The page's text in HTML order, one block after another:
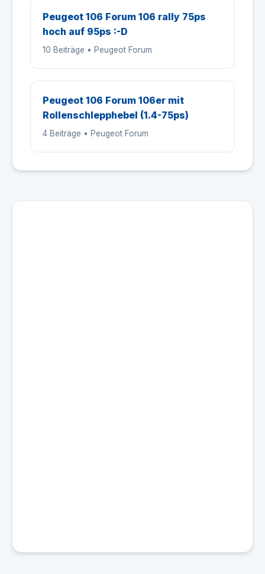
Peugeot 106 Forum 106 rally 75ps
hoch auf 95ps :-D
10 Beiträge • Peugeot Forum
Peugeot 106 Forum 106er mit
Rollenschlepphebel (1.4-75ps)
4 Beiträge • Peugeot Forum